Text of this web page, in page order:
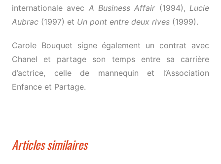
internationale avec A Business Affair(1994),Lucie
Aubrac(1997) et Un pont entre deux rives(1999).
Carole Bouquet signe également un contrat avec
Chanel et partage son temps entre sa carrière
d’actrice, celle de mannequin et l’Association
Enfance et Partage.
Articles similaires